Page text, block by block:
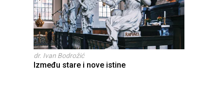
dr. Ivan Bodrožić
Između stare i nove istine